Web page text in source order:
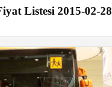
Listesi 2015-02-28